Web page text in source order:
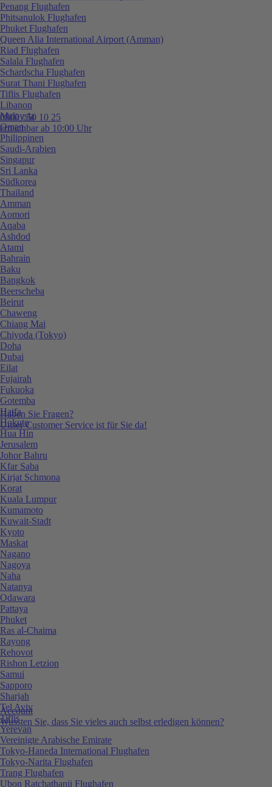
0800 / 50 10 25
erreichbar ab 10:00 Uhr
Haben Sie Fragen?
Unser Customer Service ist für Sie da!
Account
Wussten Sie, dass Sie vieles auch selbst erledigen können?
Penang Flughafen
Phitsanulok Flughafen
Phuket Flughafen
Queen Alia International Airport (Amman)
Riad Flughafen
Salala Flughafen
Schardscha Flughafen
Surat Thani Flughafen
Tiflis Flughafen
Libanon
Malaysia
Oman
Philippinen
Saudi-Arabien
Singapur
Sri Lanka
Südkorea
Thailand
Amman
Aomori
Aqaba
Ashdod
Atami
Bahrain
Baku
Bangkok
Beerscheba
Beirut
Chaweng
Chiang Mai
Chiyoda (Tokyo)
Doha
Dubai
Eilat
Fujairah
Fukuoka
Gotemba
Haifa
Hokuto
Hua Hin
Jerusalem
Johor Bahru
Kfar Saba
Kirjat Schmona
Korat
Kuala Lumpur
Kumamoto
Kuwait-Stadt
Kyoto
Maskat
Nagano
Nagoya
Naha
Natanya
Odawara
Pattaya
Phuket
Ras al-Chaima
Rayong
Rehovot
Rishon Letzion
Samui
Sapporo
Sharjah
Tel Aviv
Tiflis
Yerevan
Vereinigte Arabische Emirate
Tokyo-Haneda International Flughafen
Tokyo-Narita Flughafen
Trang Flughafen
Ubon Ratchathanii Flughafen